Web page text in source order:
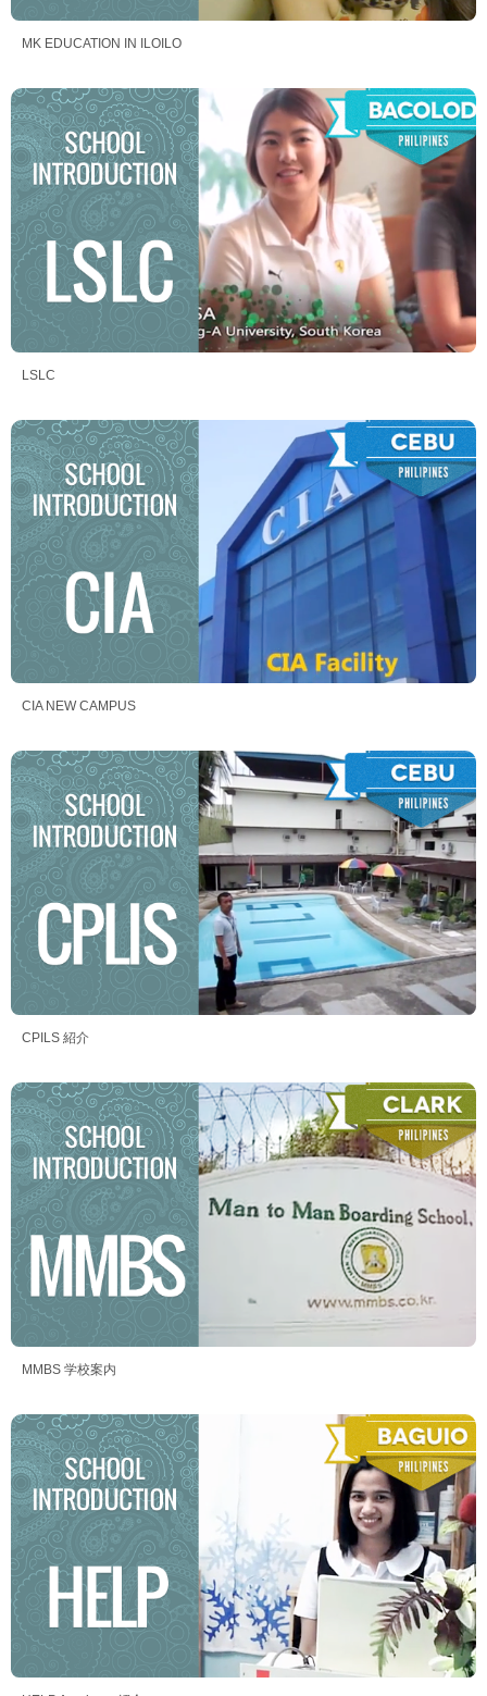
MK EDUCATION IN ILOILO
LSLC
CIA NEW CAMPUS
CPILS 紹介
MMBS 学校案内